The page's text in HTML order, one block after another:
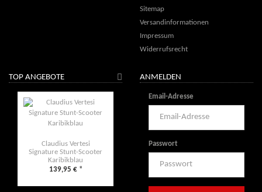
Sitemap
Versandinformationen
Impressum
Widerrufsrecht
TOP ANGEBOTE
Claudius Vertesi
Signature Stunt-Scooter
Karibikblau
139,95 € *
ANMELDEN
Email-Adresse
Passwort